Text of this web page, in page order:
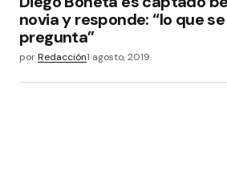
novia y responde: “lo que
pregunta”
porRedacción1 agosto, 2019